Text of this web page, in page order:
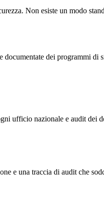
Non esiste un modo
dei programmi di
ufficio nazionale e audit dei
e una traccia di audit che